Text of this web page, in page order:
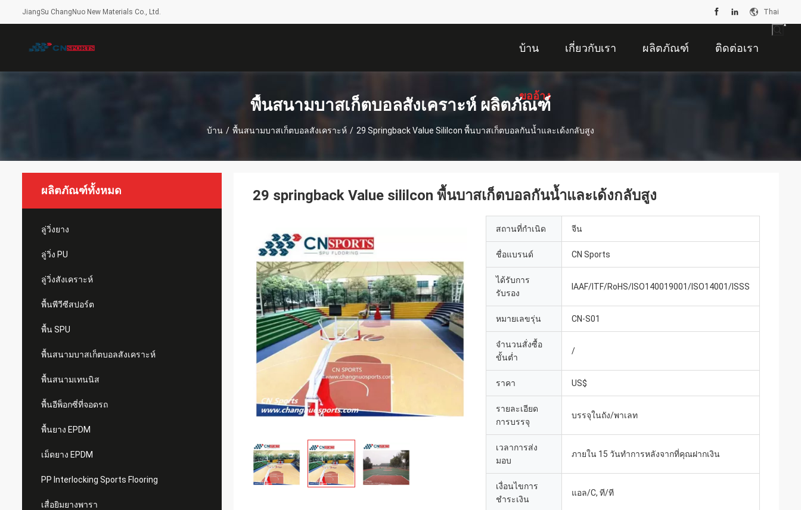
JiangSu ChangNuo New Materials Co., Ltd. Thai
บ้าน เกี่ยวกับเรา ผลิตภัณฑ์ ติดต่อเรา
ขออ้าง
พื้นสนามบาสเก็ตบอลสังเคราะห์ ผลิตภัณฑ์
บ้าน / พื้นสนามบาสเก็ตบอลสังเคราะห์ / 29 Springback Value Sililcon พื้นบาสเก็ตบอลกันน้ำและเด้งกลับสูง
ผลิตภัณฑ์ทั้งหมด
ลู่วิ่งยาง
ลู่วิ่ง PU
ลู่วิ่งสังเคราะห์
พื้นพีวีซีสปอร์ต
พื้น SPU
พื้นสนามบาสเก็ตบอลสังเคราะห์
พื้นสนามเทนนิส
พื้นอีพ็อกซี่ที่จอดรถ
พื้นยาง EPDM
เม็ดยาง EPDM
PP Interlocking Sports Flooring
เสื่อยิมยางพารา
29 springback Value sililcon พื้นบาสเก็ตบอลกันน้ำและเด้งกลับสูง
สถานที่กำเนิด จีน
ชื่อแบรนด์ CN Sports
ได้รับการ
รับรอง
IAAF/ITF/RoHS/ISO140019001/ISO14001/ISSS
หมายเลขรุ่น CN-S01
จำนวนสั่งซื้อ
ขั้นต่ำ
/
ราคา US$
รายละเอียด
การบรรจุ
บรรจุในถัง/พาเลท
เวลาการส่ง
มอบ
ภายใน 15 วันทำการหลังจากที่คุณฝากเงิน
เงื่อนไขการ
ชำระเงิน
แอล/C, ที/ที